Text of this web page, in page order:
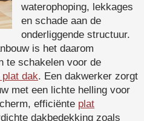
waterophoping, lekkages
en schade aan de
onderliggende structuur.
is het daarom
te schakelen voor de
plat dak. Een dakwerker zorgt
met een lichte helling voor
efficiënte plat
dakbedekking zoals